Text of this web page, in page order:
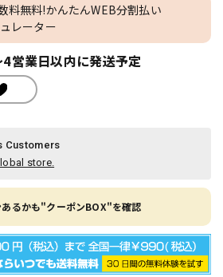
料無料!かんたんWEB分割払い
レーター
営業日以内に発送予定
Customers
store.
るかも"クーポンBOX"を確認